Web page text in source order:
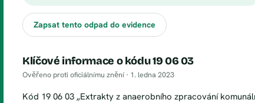
Zapsat tento odpad do evidence
Klíčové informace o kódu 19 06 03
Ověřeno proti oficiálnímu znění · 1. ledna 2023
Kód 19 06 03 „Extrakty z anaerobního zpracování